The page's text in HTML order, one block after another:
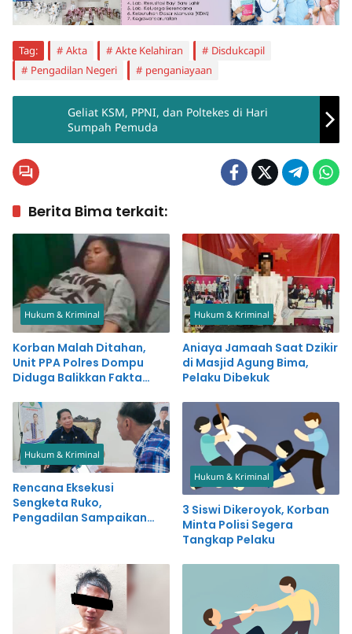
Tag: Akta Akte Kelahiran
Disdukcapil
Pengadilan Negeri
penganiayaan
Geliat KSM, PPNI, dan Poltekes di Hari
Sumpah Pemuda
Berita Bima terkait:
Hukum & Kriminal
Korban Malah Ditahan,
Unit PPA Polres Dompu
Diduga Balikkan Fakta
Hukum & Kriminal
Aniaya Jamaah Saat Dzikir
di Masjid Agung Bima,
Pelaku Dibekuk
Hukum & Kriminal
Rencana Eksekusi
Sengketa Ruko,
Pengadilan Sampaikan
Hukum & Kriminal
3 Siswi Dikeroyok, Korban
Minta Polisi Segera
Tangkap Pelaku